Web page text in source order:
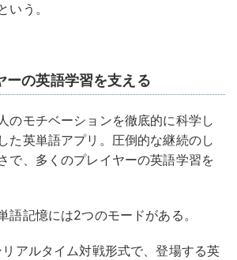
いう。
ーの英語学習を支える
のモチベーションを徹底的に科学し
た英単語アプリ。圧倒的な継続のし
で、多くのプレイヤーの英語学習を
語記憶には2つのモードがある。
アルタイム対戦形式で、登場する英